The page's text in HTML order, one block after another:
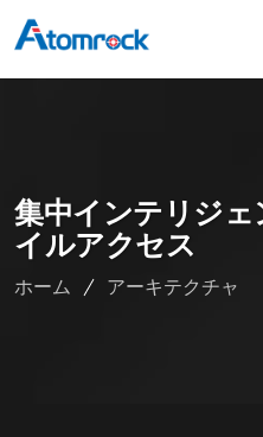
集中インテリジ
イルアクセス
ホーム アーキテクチャ